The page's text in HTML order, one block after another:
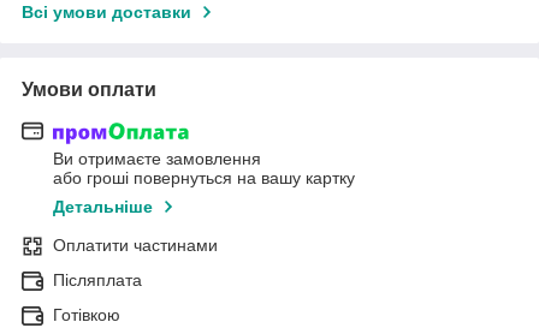
Всі умови доставки
Умови оплати
Ви отримаєте замовлення
або гроші повернуться на вашу картку
Детальніше
Оплатити частинами
Післяплата
Готівкою